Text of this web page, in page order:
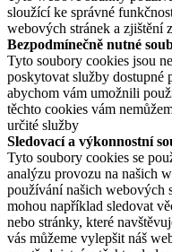
sloužící ke správné
webových stránek a zjištění
Bezpodmínečně nutné
Tyto soubory cookies jsou
poskytovat služby dostupné
abychom vám umožnili
těchto cookies vám
určité služby
Sledovací a výkonnostní
Tyto soubory cookies se
analýzu provozu na našich
používání našich webových
mohou například sledovat
nebo stránky, které
vás můžeme vylepšit náš